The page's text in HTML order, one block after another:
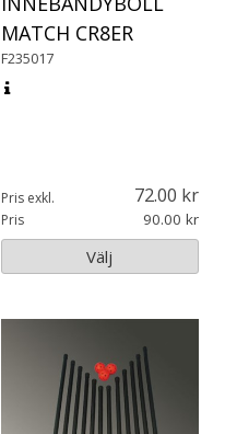
MATCH CR8ER
F235017
Pris exkl. 72.00
Pris 90.00
Välj